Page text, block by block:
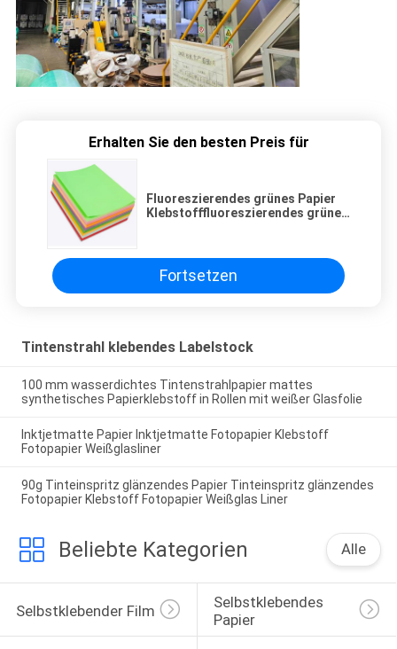
Erhalten Sie den besten Preis für
Fluoreszierendes grünes Papier
Klebstofffluoreszierendes grünes
Fortsetzen
Tintenstrahl klebendes Labelstock
100 mm wasserdichtes Tintenstrahlpapier mattes
synthetisches Papierklebstoff in Rollen mit weißer Glasfolie
Inktjetmatte Papier Inktjetmatte Fotopapier Klebstoff
Fotopapier Weißglasliner
90g Tinteinspritz glänzendes Papier Tinteinspritz glänzendes
Fotopapier Klebstoff Fotopapier Weißglas Liner
Beliebte Kategorien Alle
Selbstklebender Film
Selbstklebendes
Papier